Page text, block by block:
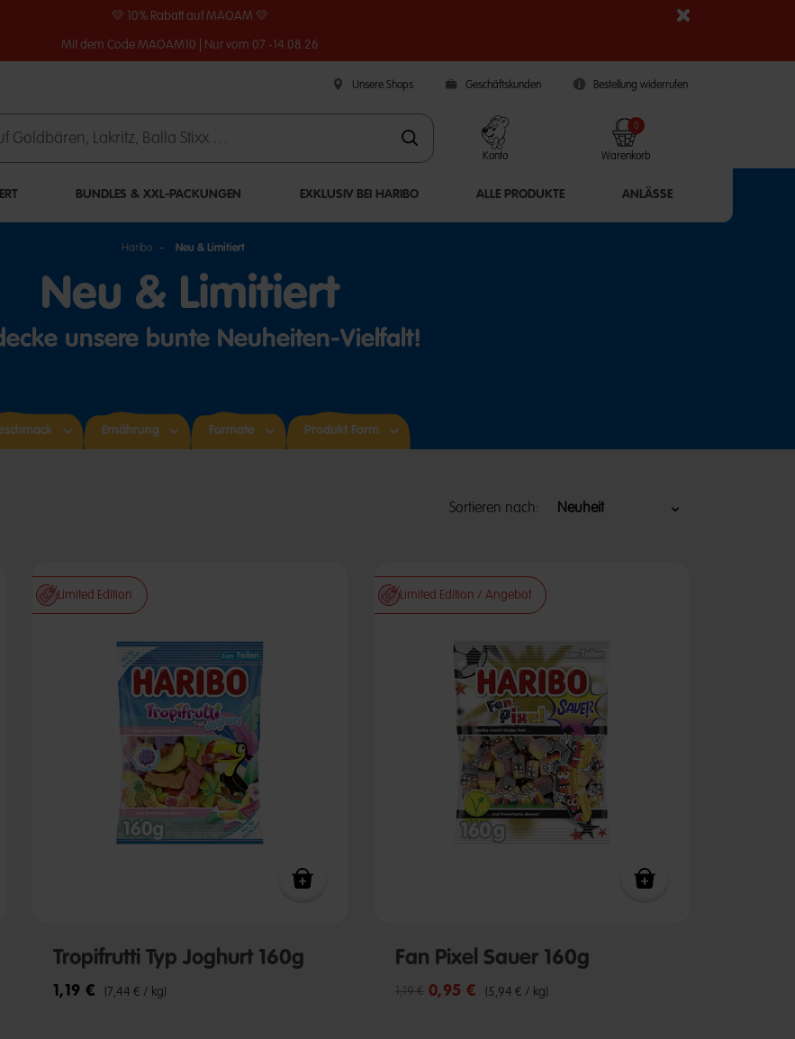
💛 10% Rabatt auf MAOAM 💛
Mit dem Code MAOAM10 | Nur vom 07.-14.08.26
Unsere Shops Geschäftskunden Bestellung widerrufen
Konto Warenkorb
0
BUNDLES & XXL-PACKUNGEN EXKLUSIV BEI HARIBO ALLE PRODUKTE ANLÄSSE
Haribo Neu & Limitiert
Neu & Limitiert
unsere bunte Neuheiten-Vielfalt!
Ernährung​ Formate Produkt Form
Sortieren nach:
Limited Edition
Tropifrutti Typ Joghurt 160g
1,19 € (7,44 € / kg)
Limited Edition / Angebot
Fan Pixel Sauer 160g
Reduzierter Preis von
1,19 €bis0,95 € (5,94 € / kg)